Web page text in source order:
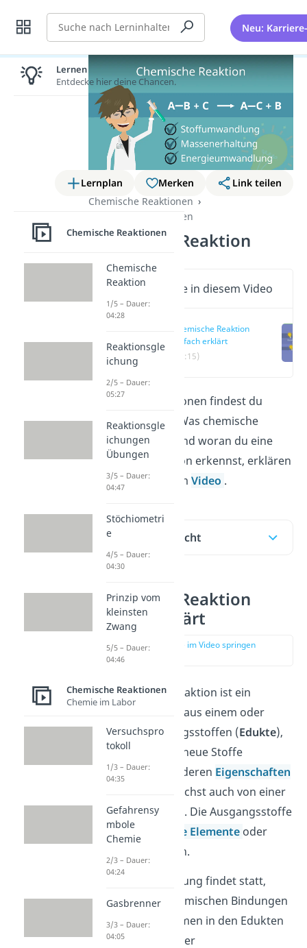
Suche Neu:
Lernplan Merken
Link teilen
Chemische Reaktionen
Chemische Reaktionen
Chemische Reaktion
Wichtige Inhalte in diesem Video
Chemische Reaktion
einfach erklärt
(00:15)
Chemische Reaktionen findest du
überall im Alltag. Was chemische
Reaktionen sind und woran du eine
chemische Reaktion erkennst, erklären
wir dir hier oder imVideo .
Inhaltsübersicht
Chemische Reaktion
einfach erklärt
zur Stelle im Video springen
Eine chemische Reaktion ist ein
Vorgang, bei dem aus einem oder
mehreren Ausgangsstoffen (Edukte),
ein oder mehrere neue Stoffe
Produkte) mit anderen Eigenschaften
entstehen. Du sprichst auch von einer
Stoffumwandlung . Die Ausgangsstoffe
könnenchemische Elemente oder
Verbindungen sein.
Die Stoffumwandlung findet statt,
indem sich die chemischen Bindungen
zwischen den Atomen in den Edukten
ändern. Neben einer
Lernen lohnt sich!
Entdecke hier deine Chancen.
Chemische Reaktionen
Chemische
Reaktion
1/5 – Dauer:
04:28
Reaktionsgle
ichung
2/5 – Dauer:
05:27
Reaktionsgle
ichungen
Übungen
3/5 – Dauer:
04:47
Stöchiometri
e
4/5 – Dauer:
04:30
Prinzip vom
kleinsten
Zwang
5/5 – Dauer:
04:46
Chemische Reaktionen
Chemie im Labor
Versuchspro
tokoll
1/3 – Dauer:
04:35
Gefahrensy
mbole
Chemie
2/3 – Dauer:
04:24
Gasbrenner
3/3 – Dauer:
04:05